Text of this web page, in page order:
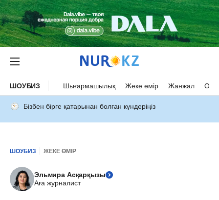
ШОУБИЗ Шығармашылық Жеке өмір Жанжал
Бізбен бірге қатарынан болған күндеріңіз
ШОУБИЗ ЖЕКЕ ӨМІР
Эльмира Асқарқызы
Аға журналист